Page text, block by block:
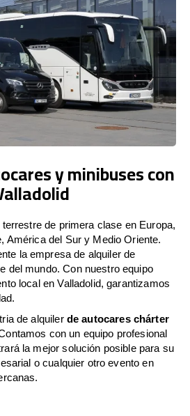
y minibuses con
de primera clase en Europa,
América del Sur y Medio Oriente.
la empresa de alquiler de
del mundo. Con nuestro equipo
local en Valladolid, garantizamos
de alquiler de autocares chárter
con un equipo profesional
la mejor solución posible para su
o cualquier otro evento en